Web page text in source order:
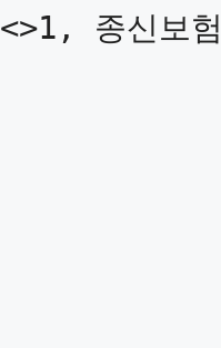
<>1, 종신보